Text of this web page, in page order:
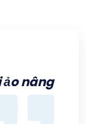
nâng